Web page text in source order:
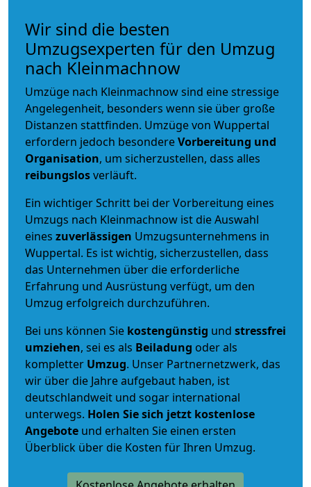
Wir sind die besten
Umzugsexperten für den Umzug
nach Kleinmachnow
Umzüge nach Kleinmachnow sind eine stressige
Angelegenheit, besonders wenn sie über große
Distanzen stattfinden. Umzüge von Wuppertal
erfordern jedoch besondereVorbereitung und
Organisation, um sicherzustellen, dass alles
reibungslosverläuft.
Ein wichtiger Schritt bei der Vorbereitung eines
Umzugs nach Kleinmachnow ist die Auswahl
eines zuverlässigen Umzugsunternehmens in
Wuppertal. Es ist wichtig, sicherzustellen, dass
das Unternehmen über die erforderliche
Erfahrung und Ausrüstung verfügt, um den
Umzug erfolgreich durchzuführen.
Bei uns können Sie kostengünstig und stressfrei
umziehen, sei es als Beiladung oder als
kompletter Umzug. Unser Partnernetzwerk, das
wir über die Jahre aufgebaut haben, ist
deutschlandweit und sogar international
unterwegs. Holen Sie sich jetzt kostenlose
Angebote und erhalten Sie einen ersten
Überblick über die Kosten für Ihren Umzug.